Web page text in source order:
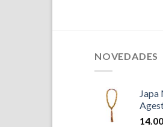
NOVEDADES
Japa
14.00